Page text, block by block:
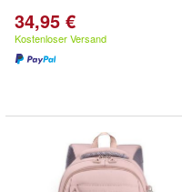
34,95 €
Kostenloser Versand